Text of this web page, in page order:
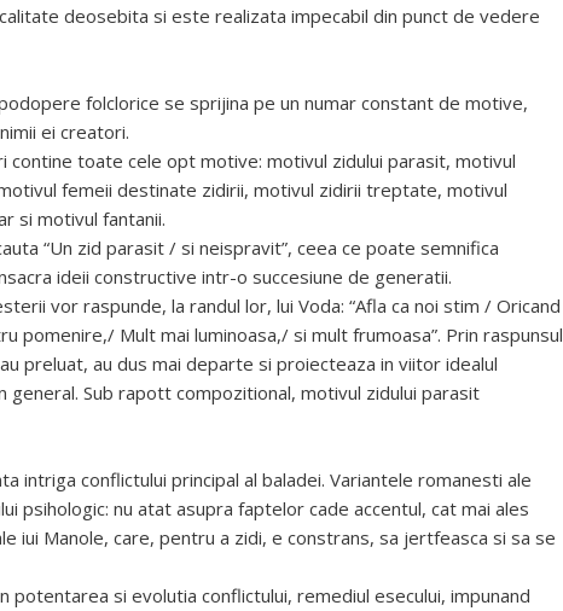
deosebita si este realizata impecabil din punct de vedere
folclorice se sprijina pe un numar constant de motive,
ei creatori.
contine toate cele opt motive: motivul zidului parasit, motivul
femeii destinate zidirii, motivul zidirii treptate, motivul
si motivul fantanii.
“Un zid parasit / si neispravit”, ceea ce poate semnifica
ideii constructive intr-o succesiune de generatii.
vor raspunde, la randul lor, lui Voda: “Afla ca noi stim / Oricand
pomenire,/ Mult mai luminoasa,/ si mult frumoasa”. Prin raspunsul
preluat, au dus mai departe si proiecteaza in viitor idealul
general. Sub rapott compozitional, motivul zidului parasit
intriga conflictului principal al baladei. Variantele romanesti ale
psihologic: nu atat asupra faptelor cade accentul, cat mai ales
iui Manole, care, pentru a zidi, e constrans, sa jertfeasca si sa se
potentarea si evolutia conflictului, remediul esecului, impunand